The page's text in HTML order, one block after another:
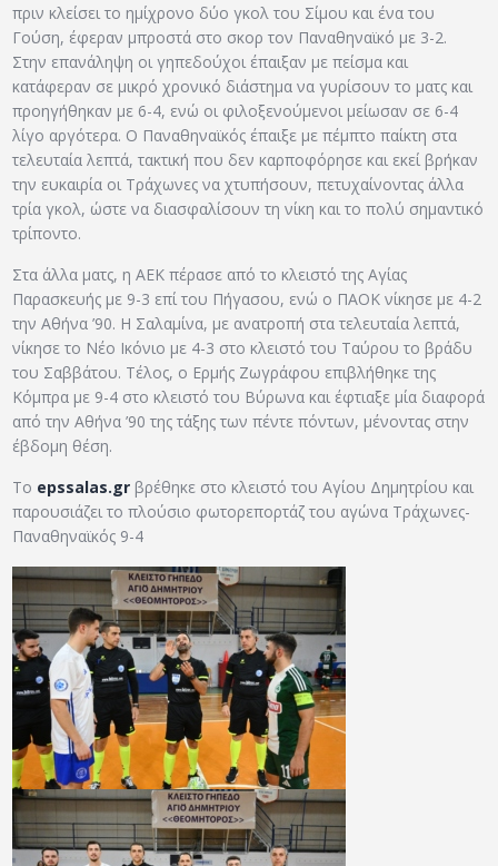
πριν κλείσει το ημίχρονο δύο γκολ του Σίμου και ένα του
Γούση, έφεραν μπροστά στο σκορ τον Παναθηναϊκό με 3-2.
Στην επανάληψη οι γηπεδούχοι έπαιξαν με πείσμα και
κατάφεραν σε μικρό χρονικό διάστημα να γυρίσουν το ματς και
προηγήθηκαν με 6-4, ενώ οι φιλοξενούμενοι μείωσαν σε 6-4
λίγο αργότερα. Ο Παναθηναϊκός έπαιξε με πέμπτο παίκτη στα
τελευταία λεπτά, τακτική που δεν καρποφόρησε και εκεί βρήκαν
την ευκαιρία οι Τράχωνες να χτυπήσουν, πετυχαίνοντας άλλα
τρία γκολ, ώστε να διασφαλίσουν τη νίκη και το πολύ σημαντικό
τρίποντο.
Στα άλλα ματς, η ΑΕΚ πέρασε από το κλειστό της Αγίας
Παρασκευής με 9-3 επί του Πήγασου, ενώ ο ΠΑΟΚ νίκησε με 4-2
την Αθήνα ’90. Η Σαλαμίνα, με ανατροπή στα τελευταία λεπτά,
νίκησε το Νέο Ικόνιο με 4-3 στο κλειστό του Ταύρου το βράδυ
του Σαββάτου. Τέλος, ο Ερμής Ζωγράφου επιβλήθηκε της
Κόμπρα με 9-4 στο κλειστό του Βύρωνα και έφτιαξε μία διαφορά
από την Αθήνα ’90 της τάξης των πέντε πόντων, μένοντας στην
έβδομη θέση.
Το epssalas.gr βρέθηκε στο κλειστό του Αγίου Δημητρίου και
παρουσιάζει το πλούσιο φωτορεπορτάζ του αγώνα Τράχωνες-
Παναθηναϊκός 9-4